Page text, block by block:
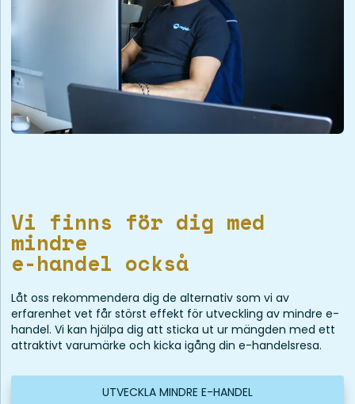
Vi finns för dig med
mindre
e-handel också
Låt oss rekommendera dig de alternativ som vi av
erfarenhet vet får störst effekt för utveckling av mindre e-
handel. Vi kan hjälpa dig att sticka ut ur mängden med ett
attraktivt varumärke och kicka igång din e-handelsresa.
UTVECKLA MINDRE E-HANDEL